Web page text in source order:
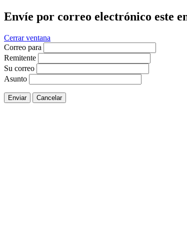
Envíe por correo electrónico este
Cerrar ventana
Correo para
Remitente
Su correo
Asunto
Enviar Cancelar